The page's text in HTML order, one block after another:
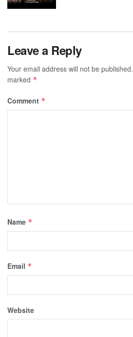
Leave a Reply
Your email address will not be published.
marked *
Comment *
Name *
Email *
Website